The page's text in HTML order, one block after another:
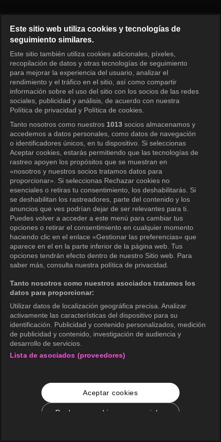
Iniciar sesión
Este sitio web utiliza cookies y tecnologías de
seguimiento similares.
Este sitio también utiliza cookies adicionales, píxeles,
recopilación de datos y otras tecnologías de seguimiento
para mejorar la experiencia del usuario, analizar el
rendimiento y el tráfico en el sitio, así como compartir
información sobre el uso del sitio con los socios de las redes
sociales, publicidad y análisis, de acuerdo con nuestra
Política de privacidad y Política de cookies.
Tanto nosotros como nuestros 1013 socios almacenamos y
accedemos a datos personales, como datos de navegación
o identificadores únicos, en tu dispositivo. Si seleccionas
Aceptar cookies, estarás permitiendo que las tecnologías de
rastreo apoyen los propósitos que se muestran en
«nosotros y nuestros socios tratamos datos para
proporcionar». Si seleccionas Rechazar cookies no
esenciales o retiras tu consentimiento, los deshabilitarás. Si
se deshabilitan los rastreadores, parte del contenido y los
anuncios que ves podrían dejar de ser relevantes para ti.
Puedes volver a acceder a este menú para cambiar tus
opciones o retirar el consentimiento en cualquier momento
haciendo clic en el enlace «Gestionar las preferencias» que
aparece en el en la parte inferior de la página web. Tus
opciones tendrán efecto dentro de nuestro Sitio web. Para
saber más, consulta nuestra política de privacidad.
Tanto nosotros como nuestros asociados tratamos los
datos para proporcionar:
Utilizar datos de localización geográfica precisa. Analizar
activamente las características del dispositivo para su
identificación. Publicidad y contenido personalizados, medición
de publicidad y contenido, investigación de audiencia y
desarrollo de servicios.
Lista de asociados (proveedores)
Aceptar cookies
Rechazar cookies no esenciales